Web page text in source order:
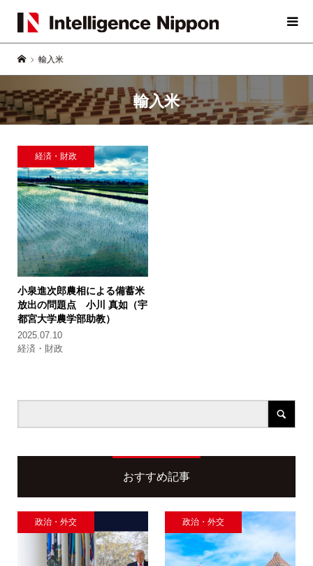
輸入米
輸入米
経済・財政
小泉進次郎農相による備蓄米
放出の問題点小川 真如（宇
都宮大学農学部助教）
2025.07.10
経済・財政
おすすめ記事
政治・外交 政治・外交